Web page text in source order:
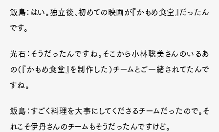
飯島：はい。独立後、初めての映画が『かもめ食堂』だったん
です。
光石：そうだったんですね。そこから小林聡美さんのいるあ
の（『かもめ食堂』を制作した）チームとご一緒されてたんで
すね。
飯島：すごく料理を大事にしてくださるチームだったので。そ
れこそ伊丹さんのチームもそうだったんですけど。